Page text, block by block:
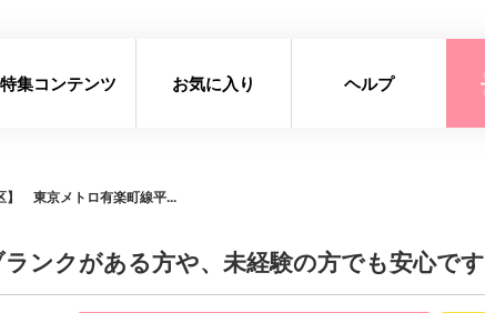
特集コンテンツ お気に入り ヘルプ
】 東京メトロ有楽町線平...
ンクがある方や、未経験の方でも安心です